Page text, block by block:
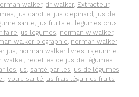
walker, dr walker, Extracteur,
jus carotte jus d'épinard jus de
sante jus fruits et légumes crus
faire jus legumes norman w walker,
walker biographie norman walker
jus norman walker livres rajeunir et
walker, recettes de jus de légumes
les jus
santé par les jus de légumes
, votre santé jus frais légumes fruits